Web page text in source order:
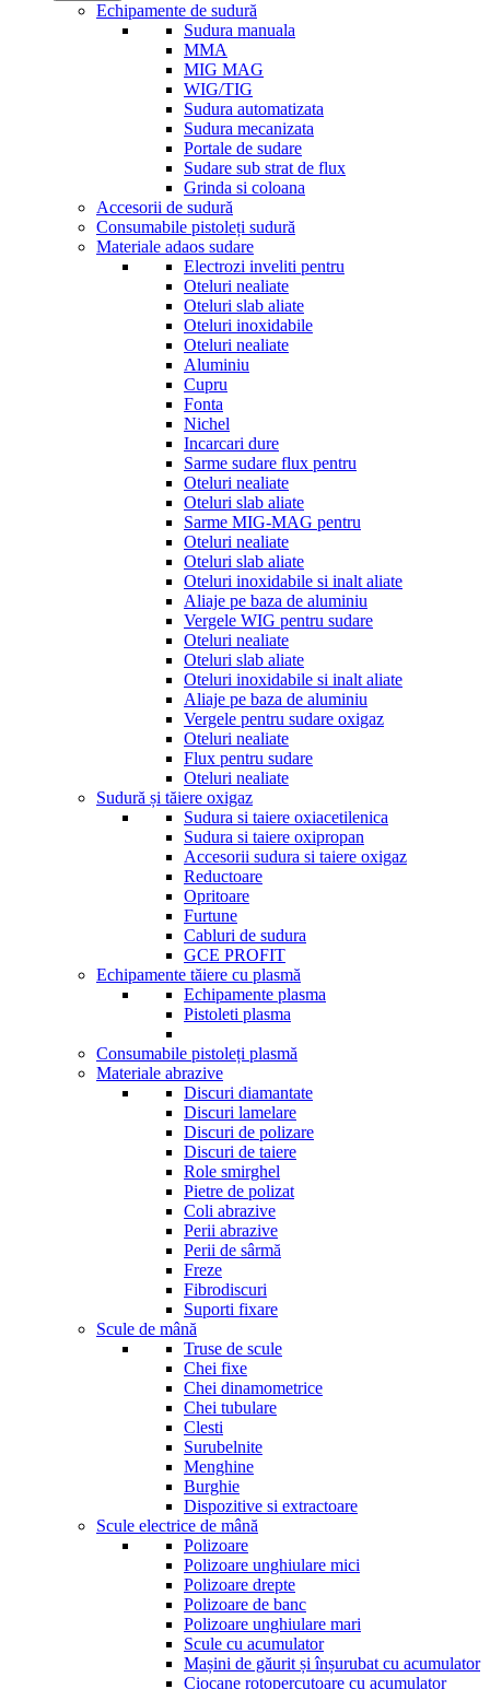
Echipamente de sudură
Sudura manuala
MMA
MIG MAG
WIG/TIG
Sudura automatizata
Sudura mecanizata
Portale de sudare
Sudare sub strat de flux
Grinda si coloana
Accesorii de sudură
Consumabile pistoleți sudură
Materiale adaos sudare
Electrozi inveliti pentru
Oteluri nealiate
Oteluri slab aliate
Oteluri inoxidabile
Oteluri nealiate
Aluminiu
Cupru
Fonta
Nichel
Incarcari dure
Sarme sudare flux pentru
Oteluri nealiate
Oteluri slab aliate
Sarme MIG-MAG pentru
Oteluri nealiate
Oteluri slab aliate
Oteluri inoxidabile si inalt aliate
Aliaje pe baza de aluminiu
Vergele WIG pentru sudare
Oteluri nealiate
Oteluri slab aliate
Oteluri inoxidabile si inalt aliate
Aliaje pe baza de aluminiu
Vergele pentru sudare oxigaz
Oteluri nealiate
Flux pentru sudare
Oteluri nealiate
Sudură și tăiere oxigaz
Sudura si taiere oxiacetilenica
Sudura si taiere oxipropan
Accesorii sudura si taiere oxigaz
Reductoare
Opritoare
Furtune
Cabluri de sudura
GCE PROFIT
Echipamente tăiere cu plasmă
Echipamente plasma
Pistoleti plasma
Consumabile pistoleți plasmă
Materiale abrazive
Discuri diamantate
Discuri lamelare
Discuri de polizare
Discuri de taiere
Role smirghel
Pietre de polizat
Coli abrazive
Perii abrazive
Perii de sârmă
Freze
Fibrodiscuri
Suporti fixare
Scule de mână
Truse de scule
Chei fixe
Chei dinamometrice
Chei tubulare
Clesti
Surubelnite
Menghine
Burghie
Dispozitive si extractoare
Scule electrice de mână
Polizoare
Polizoare unghiulare mici
Polizoare drepte
Polizoare de banc
Polizoare unghiulare mari
Scule cu acumulator
Mașini de găurit și înșurubat cu acumulator
Ciocane rotopercutoare cu acumulator